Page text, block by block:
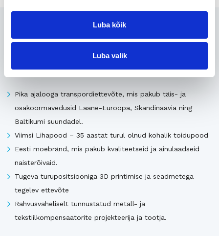
Luba kõik
Luba valik
Pika ajalooga transpordiettevõte, mis pakub täis- ja
osakoormavedusid Lääne-Euroopa, Skandinaavia ning
Baltikumi suundadel.
Viimsi Lihapood – 35 aastat turul olnud kohalik toidupood
Eesti moebränd, mis pakub kvaliteetseid ja ainulaadseid
naisterõivaid.
Tugeva turupositsiooniga 3D printimise ja seadmetega
tegelev ettevõte
Rahvusvaheliselt tunnustatud metall- ja
tekstiilkompensaatorite projekteerija ja tootja.